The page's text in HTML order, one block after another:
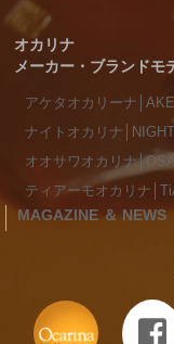
オカリナ
メーカー・ブランドモ
アケタオカリーナ
ナイトオカリナ
オオサワオカリナ
ティアーモオカリナ
MAGAZINE ＆ NEWS